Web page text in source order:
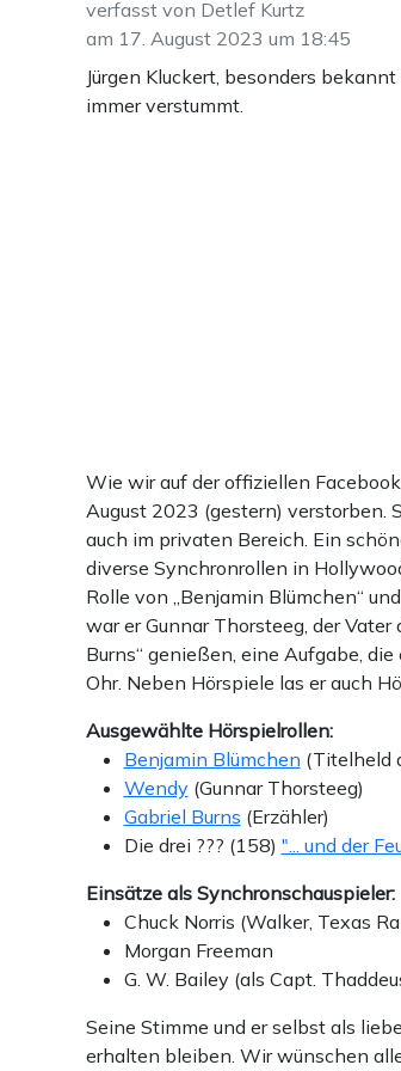
verfasst von Detlef Kurtz
am 17. August 2023 um 18:45
Jürgen Kluckert, besonders
immer verstummt.
Wie wir auf der offiziellen
August 2023 (gestern) verstorben.
auch im privaten Bereich. Ein
diverse Synchronrollen in
Rolle von „Benjamin Blümchen“
war er Gunnar Thorsteeg, der
Burns“ genießen, eine Aufgabe,
Ohr. Neben Hörspiele las er auch
Ausgewählte Hörspielrollen:
Benjamin Blümchen (Titelheld
Wendy(Gunnar Thorsteeg)
Gabriel Burns (Erzähler)
Die drei ??? (158) "... und der
Einsätze als Synchronschauspieler:
Chuck Norris (Walker, Texas
Morgan Freeman
G. W. Bailey (als Capt.
Seine Stimme und er selbst als
erhalten bleiben. Wir wünschen